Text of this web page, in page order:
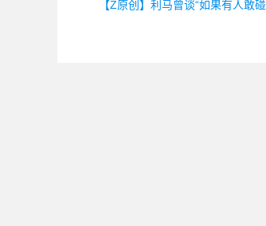
【Z原创】利马曾谈“如果有人敢